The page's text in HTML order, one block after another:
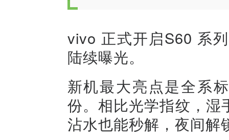
vivo 正式开启S60 系
陆续曝光。
新机最大亮点是全系
份。相比光学指纹，
沾水也能秒解，夜间解